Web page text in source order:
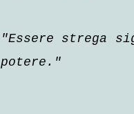
"Essere strega
potere."